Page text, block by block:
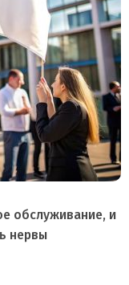
обслуживание, и
нервы